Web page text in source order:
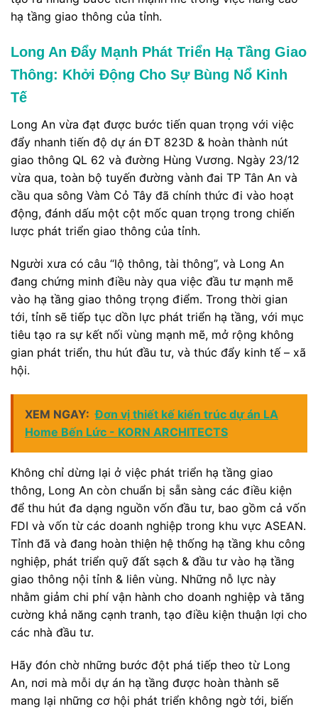
hạ tầng giao thông của tỉnh.
Long An Đẩy Mạnh Phát Triển Hạ Tầng Giao
Thông: Khởi Động Cho Sự Bùng Nổ Kinh
Tế
Long An vừa đạt được bước tiến quan trọng với việc
đẩy nhanh tiến độ dự án ĐT 823D & hoàn thành nút
giao thông QL 62 và đường Hùng Vương. Ngày 23/12
vừa qua, toàn bộ tuyến đường vành đai TP Tân An và
cầu qua sông Vàm Cỏ Tây đã chính thức đi vào hoạt
động, đánh dấu một cột mốc quan trọng trong chiến
lược phát triển giao thông của tỉnh.
Người xưa có câu “lộ thông, tài thông”, và Long An
đang chứng minh điều này qua việc đầu tư mạnh mẽ
vào hạ tầng giao thông trọng điểm. Trong thời gian
tới, tỉnh sẽ tiếp tục dồn lực phát triển hạ tầng, với mục
tiêu tạo ra sự kết nối vùng mạnh mẽ, mở rộng không
gian phát triển, thu hút đầu tư, và thúc đẩy kinh tế – xã
hội.
XEM NGAY: Đơn vị thiết kế kiến trúc dự án LA
Home Bến Lức - KORN ARCHITECTS
Không chỉ dừng lại ở việc phát triển hạ tầng giao
thông, Long An còn chuẩn bị sẵn sàng các điều kiện
để thu hút đa dạng nguồn vốn đầu tư, bao gồm cả vốn
FDI và vốn từ các doanh nghiệp trong khu vực ASEAN.
Tỉnh đã và đang hoàn thiện hệ thống hạ tầng khu công
nghiệp, phát triển quỹ đất sạch & đầu tư vào hạ tầng
giao thông nội tỉnh & liên vùng. Những nỗ lực này
nhằm giảm chi phí vận hành cho doanh nghiệp và tăng
cường khả năng cạnh tranh, tạo điều kiện thuận lợi cho
các nhà đầu tư.
Hãy đón chờ những bước đột phá tiếp theo từ Long
An, nơi mà mỗi dự án hạ tầng được hoàn thành sẽ
mang lại những cơ hội phát triển không ngờ tới, biến